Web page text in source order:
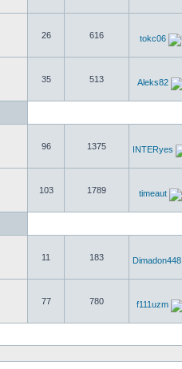
26 616
tokc06
35 513
Aleks82
96 1375
INTERyes
103 1789
timeaut
11 183
Dimadon448
77 780
f111uzm